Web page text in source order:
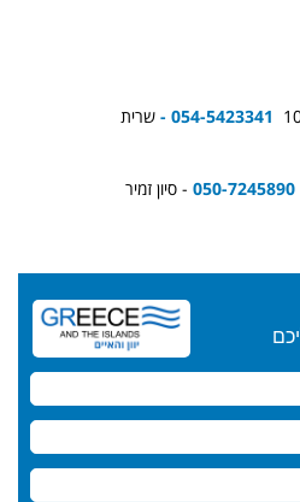
054-5423341 -
שרית
050-7245890 - סיון זמיר